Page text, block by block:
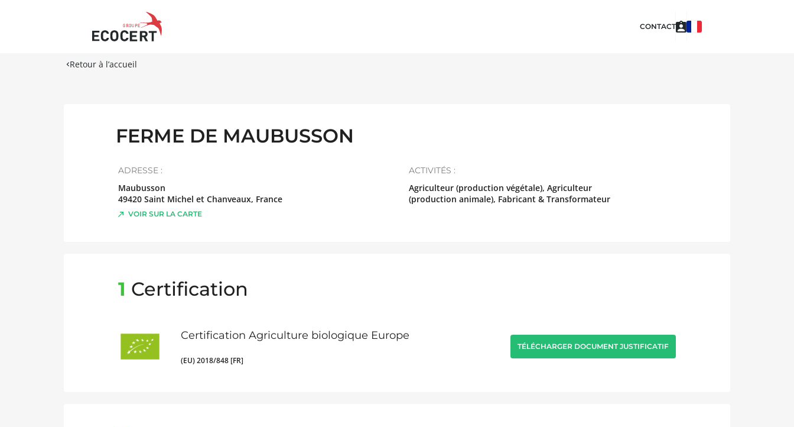
CONTACT
Retour à l’accueil
FERME DE MAUBUSSON
ADRESSE :
Maubusson
49420 Saint Michel et Chanveaux, France
VOIR SUR LA CARTE
ACTIVITÉS :
Agriculteur (production végétale), Agriculteur
(production animale), Fabricant & Transformateur
1 Certification
Certification Agriculture biologique Europe
(EU) 2018/848 [FR]
TÉLÉCHARGER DOCUMENT JUSTIFICATIF